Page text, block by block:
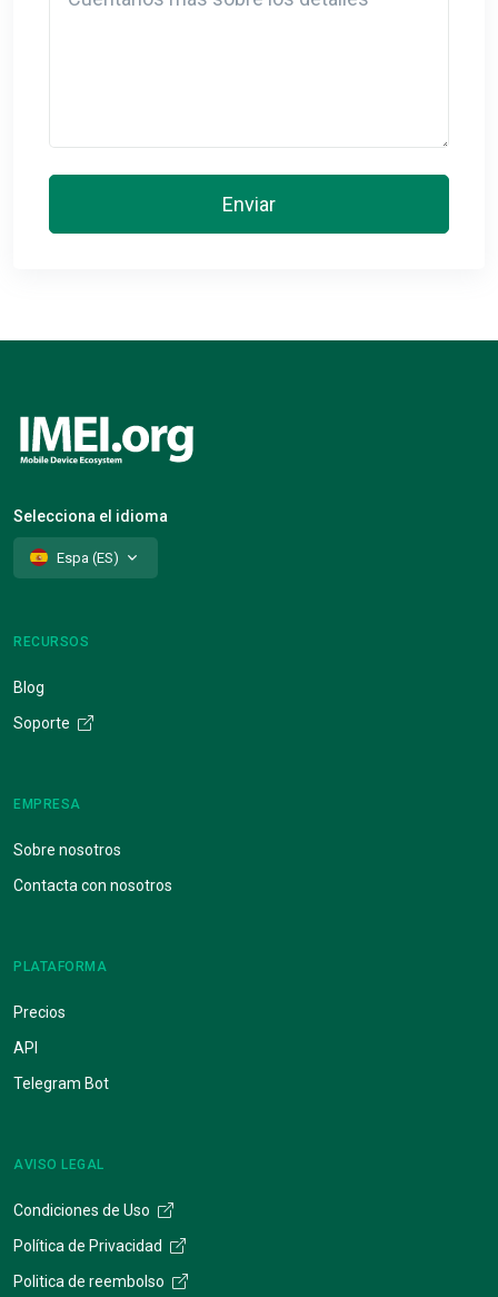
Enviar
Selecciona el idioma
Espa (ES)
RECURSOS
Blog
Soporte
EMPRESA
Sobre nosotros
Contacta con nosotros
PLATAFORMA
Precios
API
Telegram Bot
AVISO LEGAL
Condiciones de Uso
Política de Privacidad
Politica de reembolso